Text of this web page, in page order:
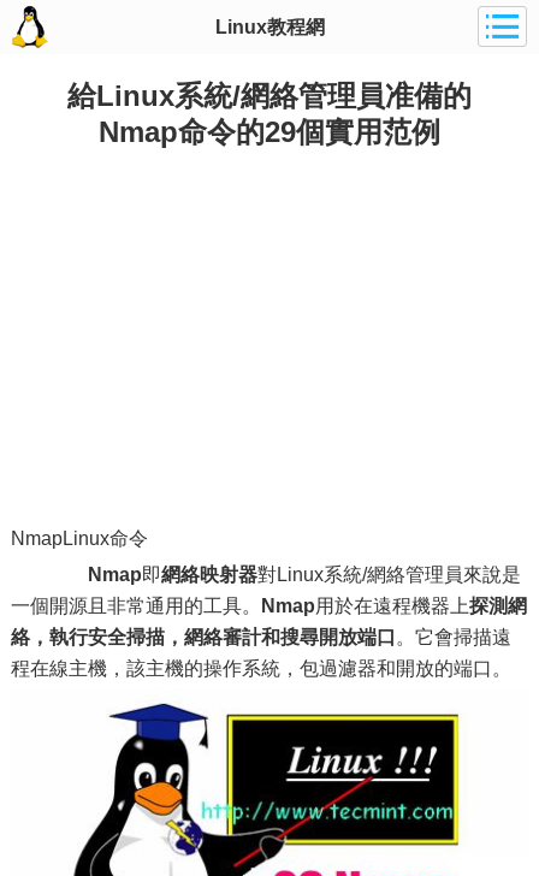
Linux教程網
給Linux系統/網絡管理員准備的
Nmap命令的29個實用范例
NmapLinux命令
Nmap即網絡映射器對Linux系統/網絡管理員來說是
一個開源且非常通用的工具。
Nmap用於在遠程機器上探測網
絡，執行安全掃描，網絡審計和搜尋開放端口 。它會掃描遠
程在線主機，該主機的操作系統，包過濾器和開放的端口。